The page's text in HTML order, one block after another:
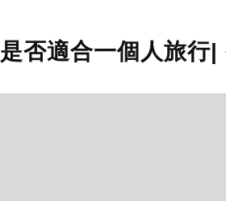
否適合一個人旅行